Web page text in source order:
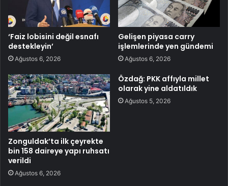
‘Faiz lobisini değil esnafı
destekleyin’
Ağustos 6, 2026
Gelişen piyasa carry
işlemlerinde yen gündemi
Ağustos 6, 2026
Zonguldak’ta ilk çeyrekte
bin 158 daireye yapı ruhsatı
verildi
Ağustos 6, 2026
Özdağ: PKK affıyla millet
olarak yine aldatıldık
Ağustos 5, 2026